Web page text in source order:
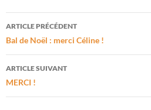
Navigation
des
articles
ARTICLE PRÉCÉDENT
Bal de Noël : merci Céline !
ARTICLE SUIVANT
MERCI !